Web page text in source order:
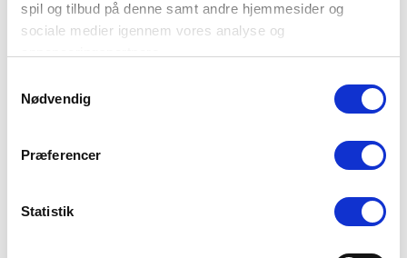
spil og tilbud på denne samt andre hjemmesider og
sociale medier igennem vores analyse og
Du kan læse mere om vores brug af cookies under
"Detaljer" eller ved at klikke videre til vores Cookiepolitik,
Nødvendig
Præferencer
Statistik